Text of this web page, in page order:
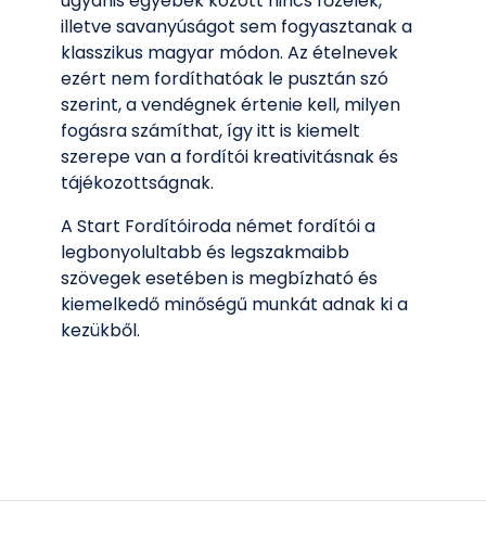
illetve savanyúságot sem fogyasztanak a
klasszikus magyar módon. Az ételnevek
ezért nem fordíthatóak le pusztán szó
szerint, a vendégnek értenie kell, milyen
fogásra számíthat, így itt is kiemelt
szerepe van a fordítói kreativitásnak és
tájékozottságnak.
A Start Fordítóiroda német fordítói a
legbonyolultabb és legszakmaibb
szövegek esetében is megbízható és
kiemelkedő minőségű munkát adnak ki a
kezükből.